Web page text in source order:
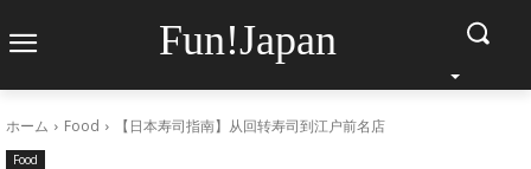
Fun!Japan
ホーム Food 【日本寿司指南】从回转寿司到江户前名店
Food